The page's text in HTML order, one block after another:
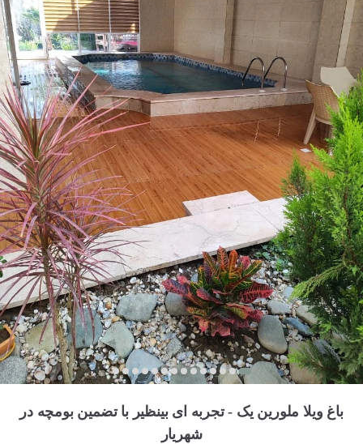
باغ ویلا ملورین یک - تجربه ای بینظیر با تضمین بومچه در
شهریار